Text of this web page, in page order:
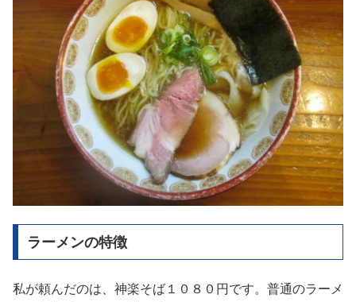
ラーメンの特徴
私が頼んだのは、神楽そば１０８０円です。普通のラーメ